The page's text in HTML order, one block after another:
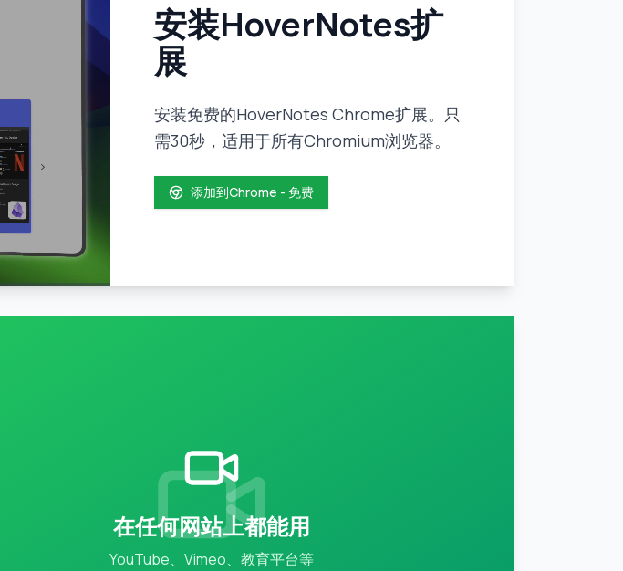
安装HoverNotes扩
展
安装免费的HoverNotes Chrome扩展。只
需30秒，适用于所有Chromium浏览器。
添加到Chrome - 免费
在任何网站上都能用
YouTube、Vimeo、教育平台等